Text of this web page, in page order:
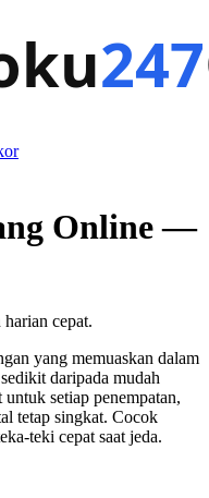
Online —
cepat.
yang memuaskan dalam
daripada mudah
setiap penempatan,
tetap singkat. Cocok
teki cepat saat jeda.